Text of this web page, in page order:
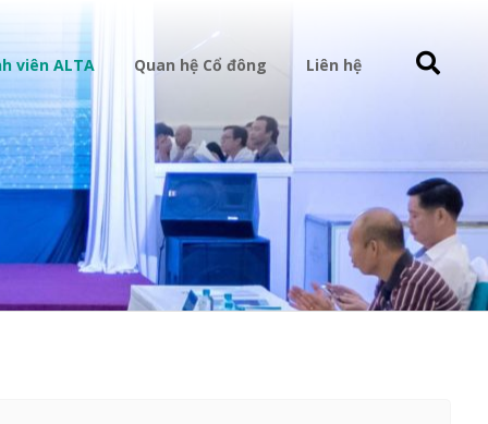
viên ALTA Quan hệ Cổ đông Liên hệ